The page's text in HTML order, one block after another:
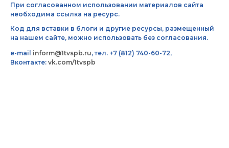
При согласованном использовании материалов сайта
необходима ссылка на ресурс.
Код для вставки в блоги и другие ресурсы, размещенный
на нашем сайте, можно использовать без согласования.
e-mail inform@1tvspb.ru, тел. +7 (812) 740-60-72,
Вконтакте: vk.com/1tvspb